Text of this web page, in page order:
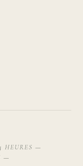
HEURES —
—